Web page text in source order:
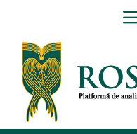
conținut